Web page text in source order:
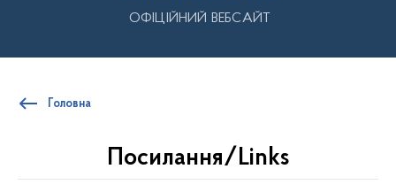
ОФІЦІЙНИЙ ВЕБСАЙТ
Головна
Посилання/Links